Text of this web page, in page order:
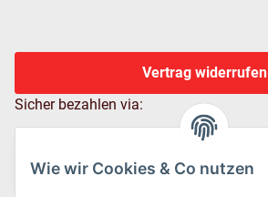
Wie wir Cookies & Co nutzen
Vertrag widerrufen
Sicher bezahlen via: